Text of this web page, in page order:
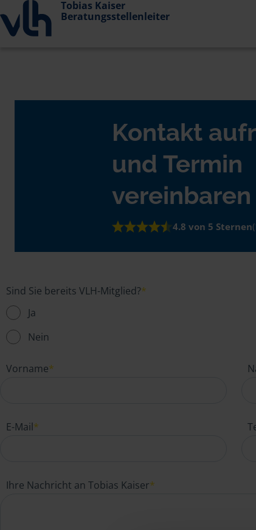
Tobias Kaiser
Beratungsstellenleiter
Kontakt
und Termin
vereinbaren
4.8 von 5 Sternen
Sind Sie bereits VLH-Mitglied?*
Ja
Nein
Vorname*
E-Mail*
Ihre Nachricht an Tobias Kaiser*